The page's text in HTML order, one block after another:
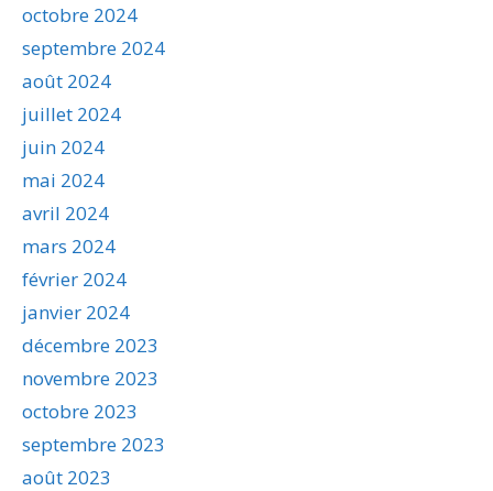
octobre 2024
septembre 2024
août 2024
juillet 2024
juin 2024
mai 2024
avril 2024
mars 2024
février 2024
janvier 2024
décembre 2023
novembre 2023
octobre 2023
septembre 2023
août 2023